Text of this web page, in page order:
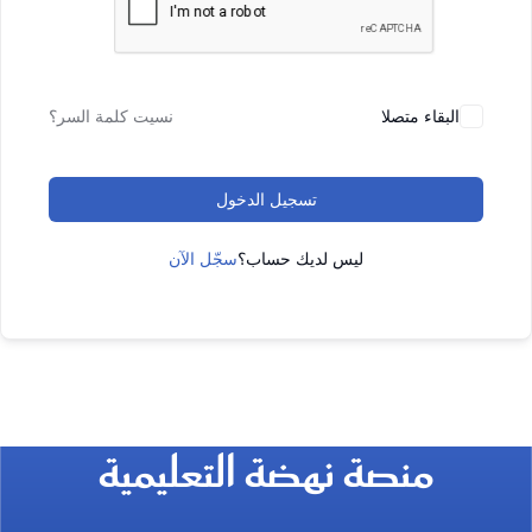
البقاء متصلا نسيت كلمة السر؟
تسجيل الدخول
ليس لديك حساب؟سجّل الآن
منصة نهضة التعليمية